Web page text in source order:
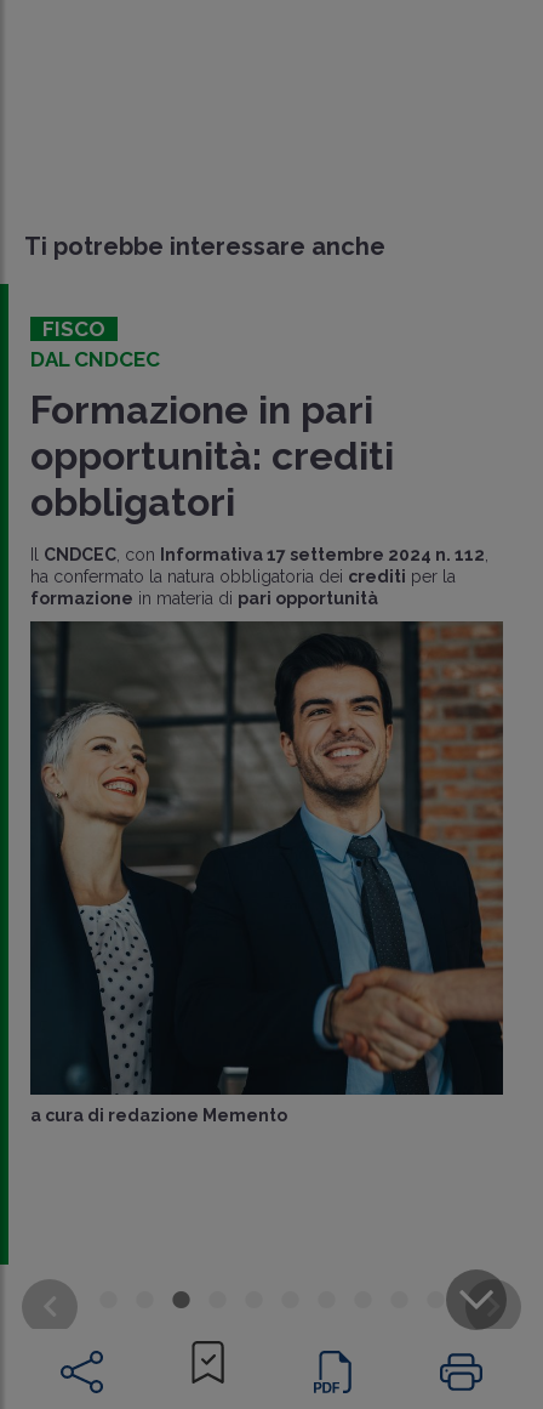
CONDIVIDI
Ti potrebbe interessare anche
FISCO
DAL CNDCEC
Formazione in pari
opportunità: crediti
obbligatori
CNDCEC , con Informativa 17 settembre 2024 n. 112
ha confermato la natura obbligatoria dei crediti per la
formazione in materia di pari opportunità
a cura di redazione Memento